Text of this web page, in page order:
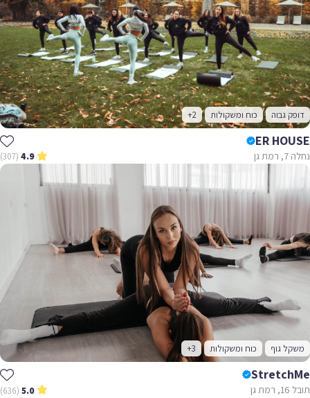
דופק גבוה כוח ומשקולות +2
ER HOUSE
נחלה 7, רמת גן 4.9
(307)
משקל גוף כוח ומשקולות +3
StretchMe
תובל 16, רמת גן 5.0
(636)